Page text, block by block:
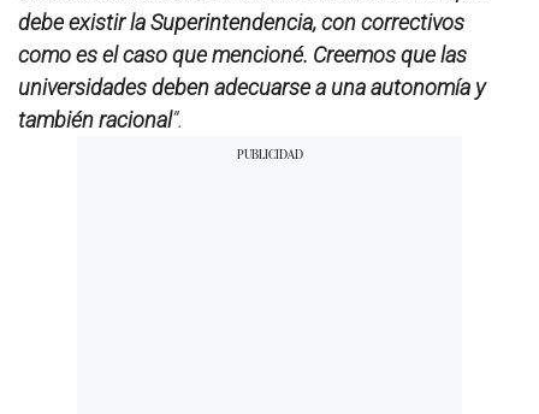
debe existir la Superintendencia, con correctivos
como es el caso que mencioné. Creemos que las
universidades deben adecuarse a una autonomía y
también racional”.